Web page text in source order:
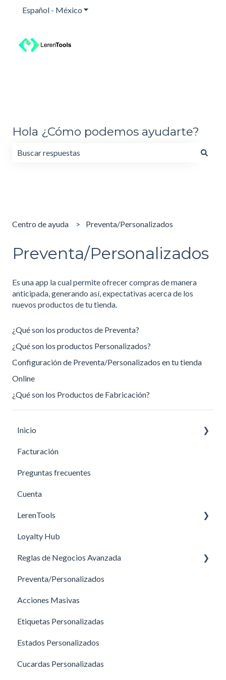
Español - México Traducciones de Mostrar submenú para
Hola ¿Cómo podemos ayudarte?
Centro de ayuda Preventa/Personalizados
Preventa/Personalizados
Es una app la cual permite ofrecer compras de manera
anticipada, generando así, expectativas acerca de los
nuevos productos de tu tienda.
¿Qué son los productos de Preventa?
¿Qué son los productos Personalizados?
Configuración de Preventa/Personalizados en tu tienda
Online
¿Qué son los Productos de Fabricación?
Inicio
Primeros pasos
Facturación
Preguntas frecuentes
Cuenta
LerenTools
Tools
Cupones
Sugerencias
Loyalty Hub
Reglas de Negocios Avanzada
Medios de Envío
Guía de ejemplos para Reglas de Negocio
Promociones
Preguntas Frecuentes- RNA
Preventa/Personalizados
Acciones Masivas
Etiquetas Personalizadas
Estados Personalizados
Cucardas Personalizadas